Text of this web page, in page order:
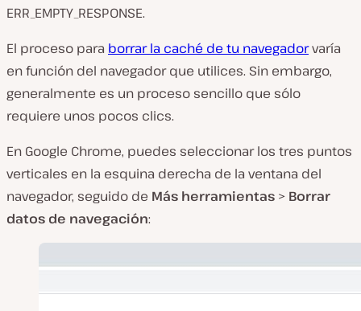
ERR_EMPTY_RESPONSE.
El proceso para borrar la caché de tu navegadorvaría
en función del navegador que utilices. Sin embargo,
generalmente es un proceso sencillo que sólo
requiere unos pocos clics.
En Google Chrome, puedes seleccionar los tres puntos
verticales en la esquina derecha de la ventana del
navegador, seguido de Más herramientas > Borrar
datos de navegación: